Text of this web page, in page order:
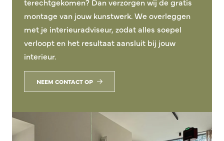
montage van jouw kunstwerk. We overleggen
met je interieuradviseur, zodat alles soepel
verloopt en het resultaat aansluit bij jouw
interieur.
NEEM CONTACT OP